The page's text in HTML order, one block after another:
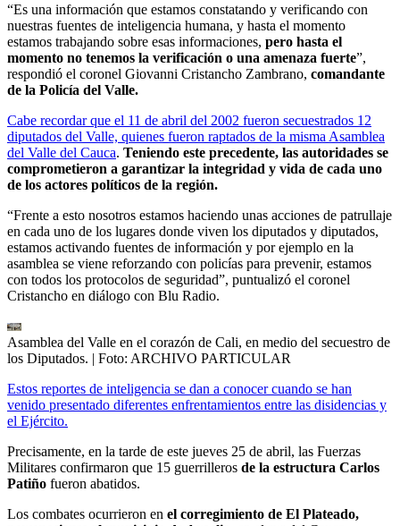
“Es una información que estamos constatando y verificando con
nuestras fuentes de inteligencia humana, y hasta el momento
estamos trabajando sobre esas informaciones, pero hasta el
momento no tenemos la verificación o una amenaza fuerte”,
respondió el coronel Giovanni Cristancho Zambrano, comandante
de la Policía del Valle.
Cabe recordar que el 11 de abril del 2002 fueron secuestrados 12
diputados del Valle, quienes fueron raptados de la misma Asamblea
del Valle del Cauca. Teniendo este precedente, las autoridades se
comprometieron a garantizar la integridad y vida de cada uno
de los actores políticos de la región.
“Frente a esto nosotros estamos haciendo unas acciones de patrullaje
en cada uno de los lugares donde viven los diputados y diputados,
estamos activando fuentes de información y por ejemplo en la
asamblea se viene reforzando con policías para prevenir, estamos
con todos los protocolos de seguridad”, puntualizó el coronel
Cristancho en diálogo con Blu Radio.
Asamblea del Valle en el corazón de Cali, en medio del secuestro de
los Diputados. | Foto: ARCHIVO PARTICULAR
Estos reportes de inteligencia se dan a conocer cuando se han
venido presentado diferentes enfrentamientos entre las disidencias y
el Ejército.
Precisamente, en la tarde de este jueves 25 de abril, las Fuerzas
Militares confirmaron que 15 guerrilleros de la estructura Carlos
Patiño fueron abatidos.
Los combates ocurrieron en el corregimiento de El Plateado,